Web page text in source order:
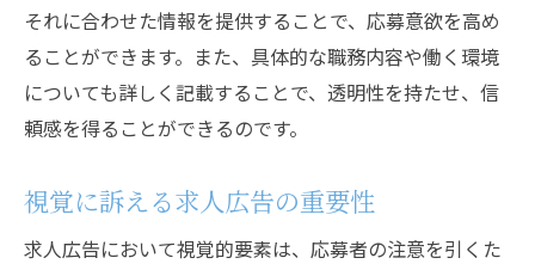
それに合わせた情報を提供することで、応募意欲を高め
ることができます。また、具体的な職務内容や働く環境
についても詳しく記載することで、透明性を持たせ、信
頼感を得ることができるのです。
視覚に訴える求人広告の重要性
求人広告において視覚的要素は、応募者の注意を引くた